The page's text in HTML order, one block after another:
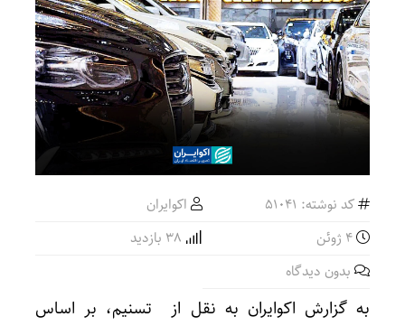
کد نوشته: 51041
اکوایران
بدون دیدگاه
به گزارش اکوایران به نقل از تسنیم، بر اساس